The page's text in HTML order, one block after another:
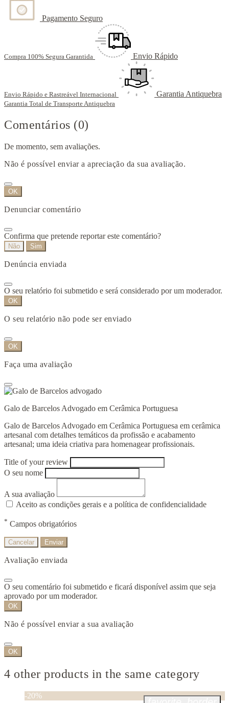
Pagamento Seguro
Compra 100% Segura Garantida Envio Rápido
Envio Rápido e Rastreável Internacional Garantia Antiquebra
Garantia Total de Transporte Antiquebra
Comentários (0)
De momento, sem avaliações.
Não é possível enviar a apreciação da sua avaliação.
OK
Denunciar comentário
Confirma que pretende reportar este comentário?
Não Sim
Denúncia enviada
O seu relatório foi submetido e será considerado por um moderador.
OK
O seu relatório não pode ser enviado
OK
Faça uma avaliação
Galo de Barcelos Advogado em Cerâmica Portuguesa
Galo de Barcelos Advogado em Cerâmica Portuguesa em cerâmica
artesanal com detalhes temáticos da profissão e acabamento
artesanal; uma ideia criativa para homenagear profissionais.
Title of your review
O seu nome
A sua avaliação
Aceito as condições gerais e a política de confidencialidade
* Campos obrigatórios
Cancelar Enviar
Avaliação enviada
O seu comentário foi submetido e ficará disponível assim que seja
aprovado por um moderador.
OK
Não é possível enviar a sua avaliação
OK
4 other products in the same category
-20%